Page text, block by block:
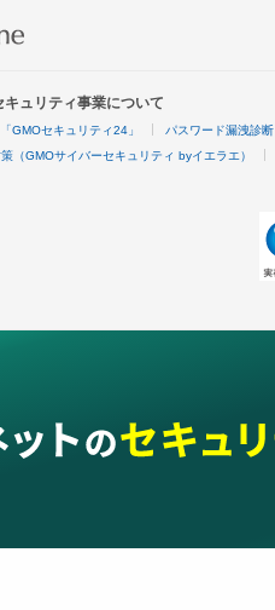
ュリティ事業について
GMOセキュリティ24」 パスワード漏洩診断
（GMOサイバーセキュリティ byイエラエ）